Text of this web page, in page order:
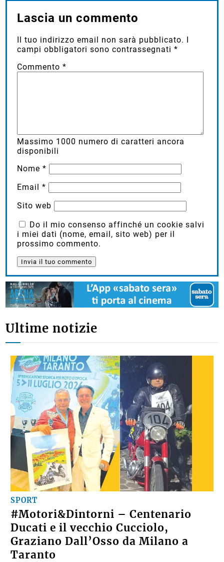
Lascia un commento
Il tuo indirizzo email non sarà pubblicato. I
campi obbligatori sono contrassegnati*
Commento*
Massimo 1000 numero di caratteri ancora
disponibili
Nome*
Email*
Sito web
Do il mio consenso affinché un cookie salvi
i miei dati (nome, email, sito web) per il
prossimo commento.
Ultime notizie
SPORT
#Motori&Dintorni – Centenario
Ducati e il vecchio Cucciolo,
Graziano Dall’Osso da Milano a
Taranto